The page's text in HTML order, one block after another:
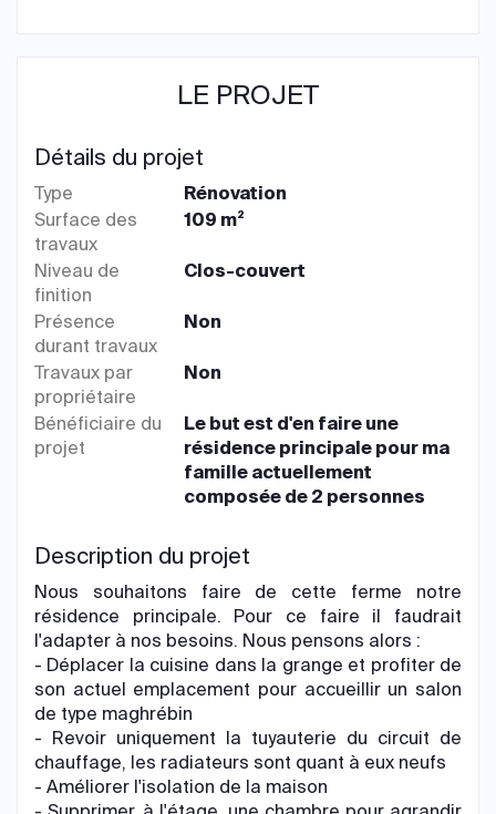
LE PROJET
Détails du projet
Type
Rénovation
Surface des
travaux
109 m²
Niveau de
finition
Clos-couvert
Présence
durant travaux
Non
Travaux par
propriétaire
Non
Bénéficiaire du
projet
Le but est d'en faire une
résidence principale pour ma
famille actuellement
composée de 2 personnes
Description du projet
Nous souhaitons faire de cette ferme notre
résidence principale. Pour ce faire il faudrait
l'adapter à nos besoins. Nous pensons alors :
- Déplacer la cuisine dans la grange et profiter de
son actuel emplacement pour accueillir un salon
de type maghrébin
- Revoir uniquement la tuyauterie du circuit de
chauffage, les radiateurs sont quant à eux neufs
- Améliorer l'isolation de la maison